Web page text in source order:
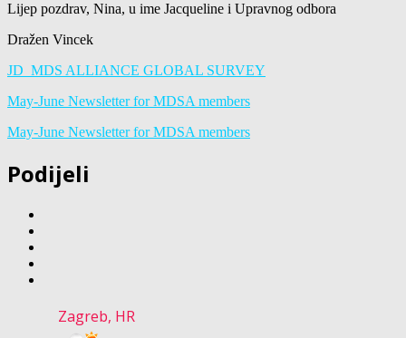
Lijep pozdrav, Nina, u ime Jacqueline i Upravnog odbora
Dražen Vincek
JD_MDS ALLIANCE GLOBAL SURVEY
May-June Newsletter for MDSA members
May-June Newsletter for MDSA members
Podijeli
Zagreb, HR